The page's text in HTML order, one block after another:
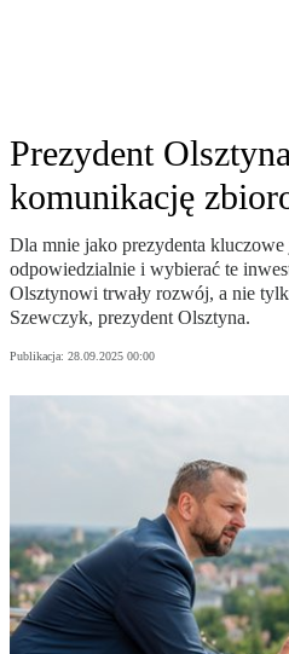
Prezydent
komunikację
Dla mnie jako prezydenta kluczowe
odpowiedzialnie i wybierać te
Olsztynowi trwały rozwój, a nie
Szewczyk, prezydent Olsztyna.
Publikacja: 28.09.2025 00:00